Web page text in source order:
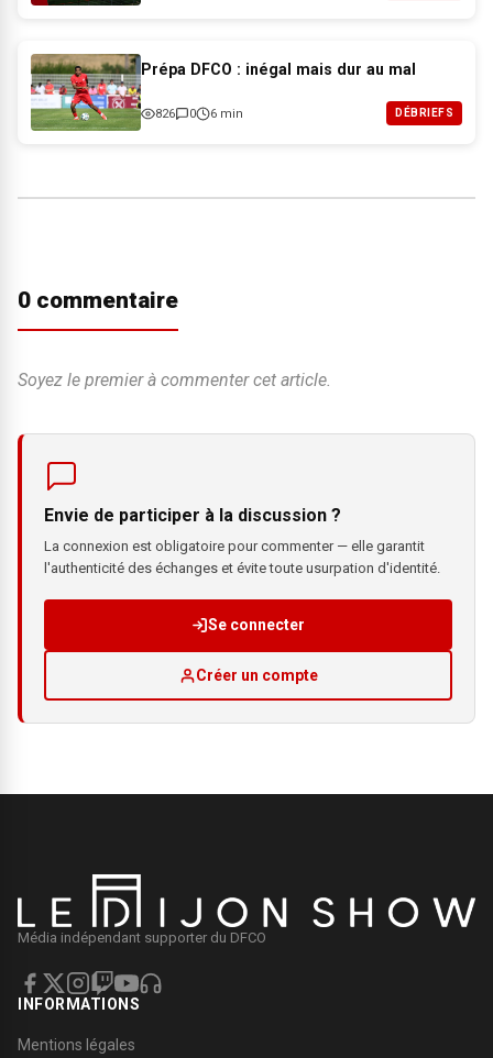
Prépa DFCO : inégal mais dur au mal
826 0 6 min DÉBRIEFS
0 commentaire
Soyez le premier à commenter cet article.
Envie de participer à la discussion ?
La connexion est obligatoire pour commenter — elle garantit
l'authenticité des échanges et évite toute usurpation d'identité.
Se connecter
Créer un compte
Média indépendant supporter du DFCO
INFORMATIONS
Mentions légales